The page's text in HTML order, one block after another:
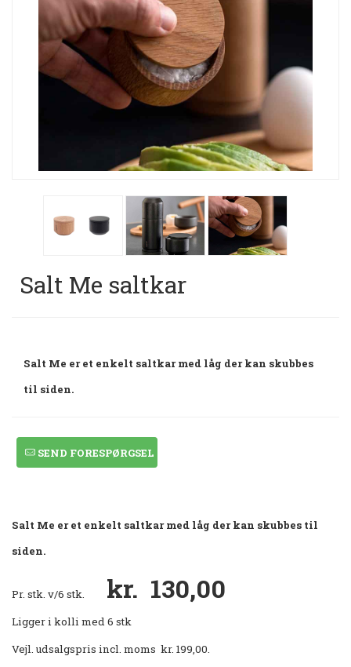
Salt Me saltkar
Salt Me er et enkelt saltkar med låg der kan skubbes
til siden.
SEND FORESPØRGSEL
Salt Me er et enkelt saltkar med låg der kan skubbes til
siden.
Pr. stk. v/6 stk. kr. 130,00
Ligger i kolli med 6 stk
Vejl. udsalgspris incl. moms kr. 199,00.